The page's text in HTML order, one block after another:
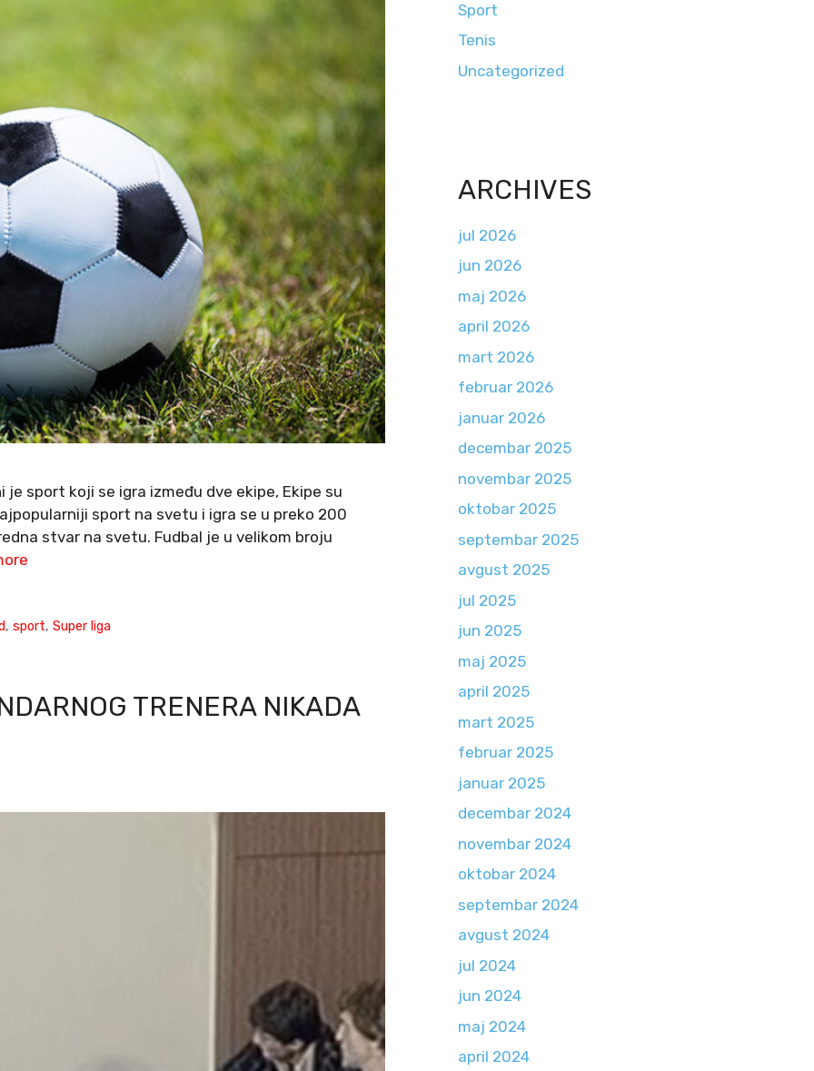
sport koji se igra između dve ekipe, Ekipe su
sport na svetu i igra se u preko 200
stvar na svetu. Fudbal je u velikom broju
,sport,Super liga
TRENERA NIKADA
Sport
Tenis
Uncategorized
ARCHIVES
jul 2026
jun 2026
maj 2026
april 2026
mart 2026
februar 2026
januar 2026
decembar 2025
novembar 2025
oktobar 2025
septembar 2025
avgust 2025
jul 2025
jun 2025
maj 2025
april 2025
mart 2025
februar 2025
januar 2025
decembar 2024
novembar 2024
oktobar 2024
septembar 2024
avgust 2024
jul 2024
jun 2024
maj 2024
april 2024